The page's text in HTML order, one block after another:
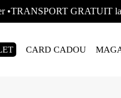
•TRANSPORT GRATUIT
CARD CADOU